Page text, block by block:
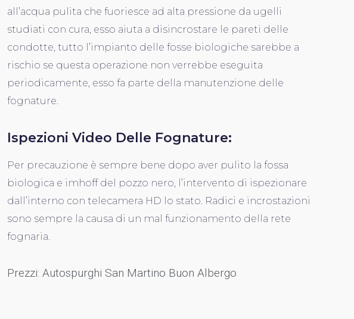
all’acqua pulita che fuoriesce ad alta pressione da ugelli
studiati con cura, esso aiuta a disincrostare le pareti delle
condotte, tutto l’impianto delle fosse biologiche sarebbe a
rischio se questa operazione non verrebbe eseguita
periodicamente, esso fa parte della manutenzione delle
fognature.
Ispezioni Video Delle Fognature:
Per precauzione è sempre bene dopo aver pulito la fossa
biologica e imhoff del pozzo nero, l’intervento di ispezionare
dall’interno con telecamera HD lo stato. Radici e incrostazioni
sono sempre la causa di un mal funzionamento della rete
fognaria.
Prezzi: Autospurghi San Martino Buon Albergo